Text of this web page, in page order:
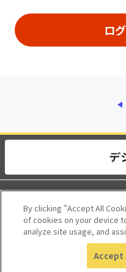
動作環境
利用規約
© 2017 Digital Agency,
By clicking “Accept All
of cookies on your device
analyze site usage, and
Accept